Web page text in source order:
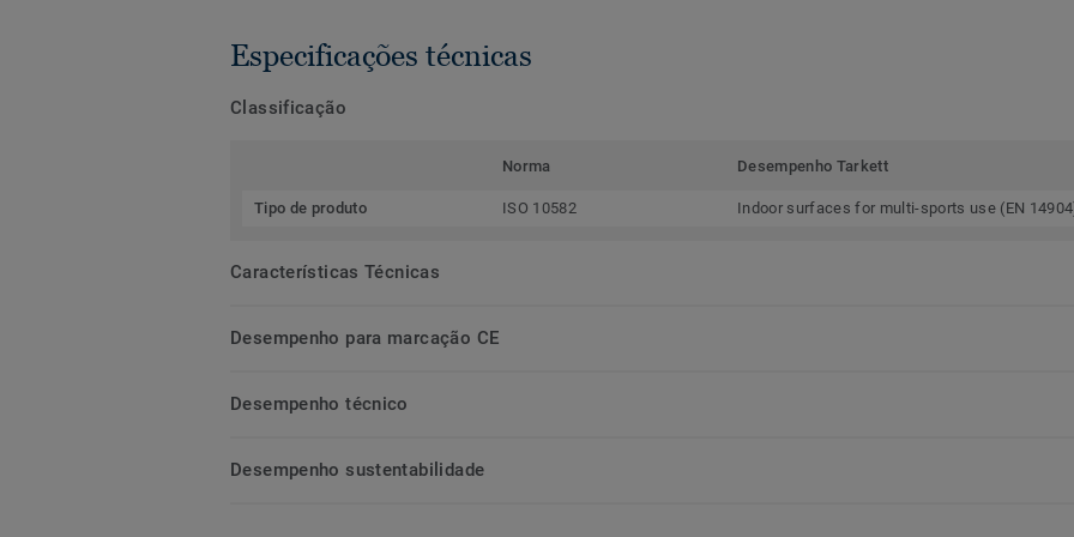
Especificações técnicas
Classificação
Norma Desempenho Tarkett
Tipo de produto ISO 10582 Indoor surfaces for multi-sports use (EN
Características Técnicas
Desempenho para marcação CE
Desempenho técnico
Desempenho sustentabilidade